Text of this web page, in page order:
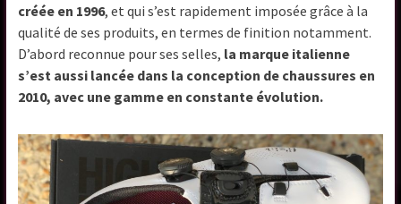
créée en 1996, et qui s’est rapidement imposée grâce à la
qualité de ses produits, en termes de finition notamment.
D’abord reconnue pour ses selles, la marque italienne
s’est aussi lancée dans la conception de chaussures en
2010, avec une gamme en constante évolution.